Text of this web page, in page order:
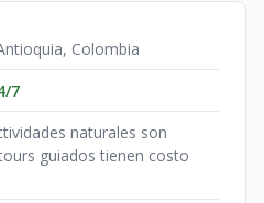
Colombia
7
naturales son
guiados tienen costo